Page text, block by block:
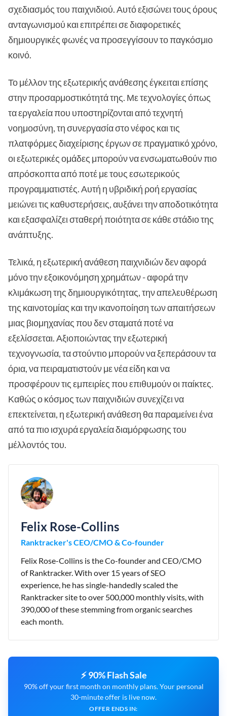
σχεδιασμός του παιχνιδιού. Αυτό εξισώνει τους όρους
ανταγωνισμού και επιτρέπει σε διαφορετικές
δημιουργικές φωνές να προσεγγίσουν το παγκόσμιο
κοινό.
Το μέλλον της εξωτερικής ανάθεσης έγκειται επίσης
στην προσαρμοστικότητά της. Με τεχνολογίες όπως
τα εργαλεία που υποστηρίζονται από τεχνητή
νοημοσύνη, τη συνεργασία στο νέφος και τις
πλατφόρμες διαχείρισης έργων σε πραγματικό χρόνο,
οι εξωτερικές ομάδες μπορούν να ενσωματωθούν πιο
απρόσκοπτα από ποτέ με τους εσωτερικούς
προγραμματιστές. Αυτή η υβριδική ροή εργασίας
μειώνει τις καθυστερήσεις, αυξάνει την αποδοτικότητα
και εξασφαλίζει σταθερή ποιότητα σε κάθε στάδιο της
ανάπτυξης.
Τελικά, η εξωτερική ανάθεση παιχνιδιών δεν αφορά
μόνο την εξοικονόμηση χρημάτων - αφορά την
κλιμάκωση της δημιουργικότητας, την απελευθέρωση
της καινοτομίας και την ικανοποίηση των απαιτήσεων
μιας βιομηχανίας που δεν σταματά ποτέ να
εξελίσσεται. Αξιοποιώντας την εξωτερική
τεχνογνωσία, τα στούντιο μπορούν να ξεπεράσουν τα
όρια, να πειραματιστούν με νέα είδη και να
προσφέρουν τις εμπειρίες που επιθυμούν οι παίκτες.
Καθώς ο κόσμος των παιχνιδιών συνεχίζει να
επεκτείνεται, η εξωτερική ανάθεση θα παραμείνει ένα
από τα πιο ισχυρά εργαλεία διαμόρφωσης του
μέλλοντός του.
Felix Rose-Collins
Ranktracker's CEO/CMO & Co-founder
Felix Rose-Collins is the Co-founder and CEO/CMO
of Ranktracker. With over 15 years of SEO
experience, he has single-handedly scaled the
Ranktracker site to over 500,000 monthly visits, with
390,000 of these stemming from organic searches
each month.
⚡ 90% Flash Sale
90% off your first month on monthly plans. Your personal
30-minute offer is live now.
OFFER ENDS IN: